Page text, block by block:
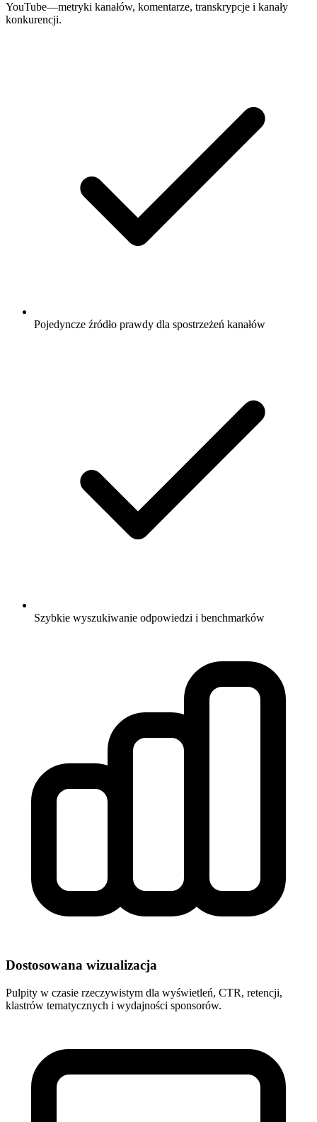
YouTube—metryki kanałów, komentarze, transkrypcje i kanały
konkurencji.
Pojedyncze źródło prawdy dla spostrzeżeń kanałów
Szybkie wyszukiwanie odpowiedzi i benchmarków
Dostosowana wizualizacja
Pulpity w czasie rzeczywistym dla wyświetleń, CTR, retencji,
klastrów tematycznych i wydajności sponsorów.